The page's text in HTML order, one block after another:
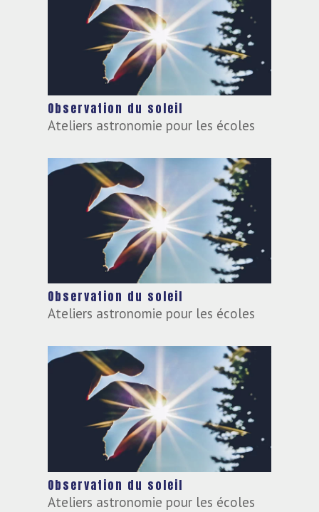
Observation du soleil
Ateliers astronomie pour les écoles
Observation du soleil
Ateliers astronomie pour les écoles
Observation du soleil
Ateliers astronomie pour les écoles